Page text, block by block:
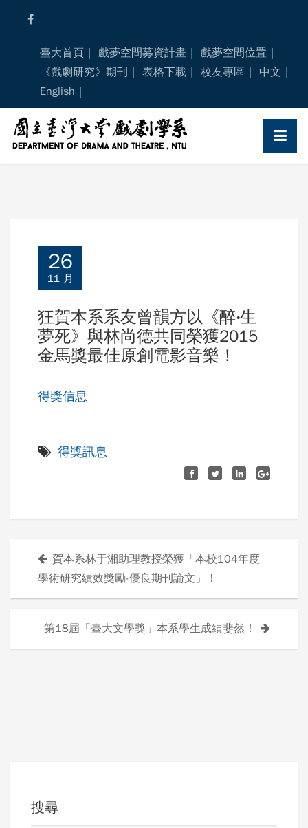
臺大首頁 戲夢空間募資計畫
戲夢空間位置
《戲劇研究》期刊
表格下載 校友專區
中文
English
26
11 月
狂賀本系系友曾韻方以《醉‧生
夢死》與林尚德共同榮獲2015
金馬獎最佳原創電影音樂！
得獎信息
得獎訊息
章
覽
賀本系林于湘助理教授榮獲「本校104年度
學術研究績效獎勵-優良期刊論文」！
第18屆「臺大文學獎」本系學生成績斐然！
搜尋